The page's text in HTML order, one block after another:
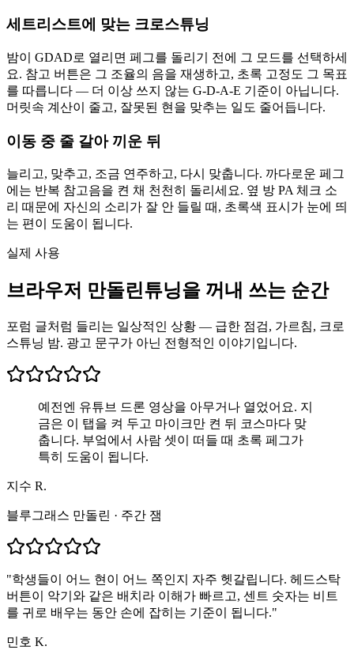
세트리스트에 맞는 크로스튜닝
밤이 GDAD로 열리면 페그를 돌리기 전에 그 모드를 선택하세
요. 참고 버튼은 그 조율의 음을 재생하고, 초록 고정도 그 목표
를 따릅니다 — 더 이상 쓰지 않는 G-D-A-E 기준이 아닙니다.
머릿속 계산이 줄고, 잘못된 현을 맞추는 일도 줄어듭니다.
이동 중 줄 갈아 끼운 뒤
늘리고, 맞추고, 조금 연주하고, 다시 맞춥니다. 까다로운 페그
에는 반복 참고음을 켠 채 천천히 돌리세요. 옆 방 PA 체크 소
리 때문에 자신의 소리가 잘 안 들릴 때, 초록색 표시가 눈에 띄
는 편이 도움이 됩니다.
실제 사용
브라우저 만돌린튜닝을 꺼내 쓰는 순간
포럼 글처럼 들리는 일상적인 상황 — 급한 점검, 가르침, 크로
스튜닝 밤. 광고 문구가 아닌 전형적인 이야기입니다.
예전엔 유튜브 드론 영상을 아무거나 열었어요. 지
금은 이 탭을 켜 두고 마이크만 켠 뒤 코스마다 맞
춥니다. 부엌에서 사람 셋이 떠들 때 초록 페그가
특히 도움이 됩니다.
지수 R.
블루그래스 만돌린 · 주간 잼
"학생들이 어느 현이 어느 쪽인지 자주 헷갈립니다. 헤드스탁
버튼이 악기와 같은 배치라 이해가 빠르고, 센트 숫자는 비트
를 귀로 배우는 동안 손에 잡히는 기준이 됩니다."
민호 K.